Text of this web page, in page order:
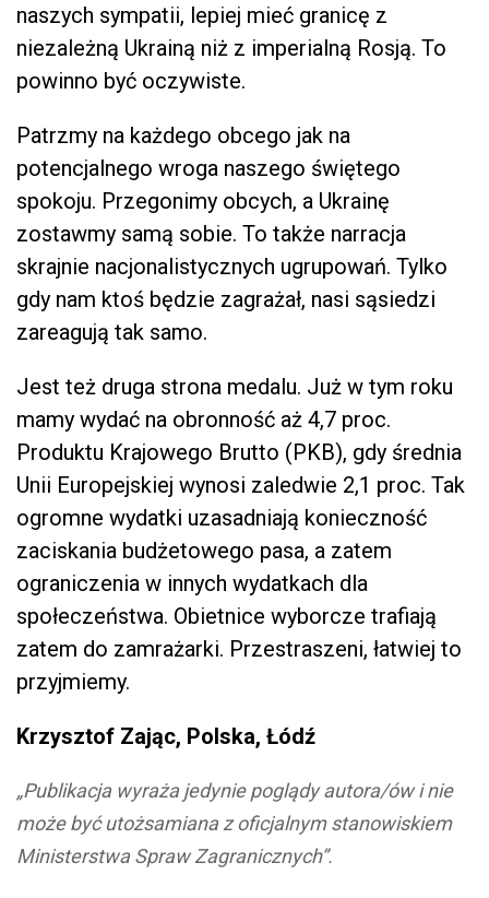
naszych sympatii, lepiej mieć granicę z
niezależną Ukrainą niż z imperialną Rosją. To
powinno być oczywiste.
Patrzmy na każdego obcego jak na
potencjalnego wroga naszego świętego
spokoju. Przegonimy obcych, a Ukrainę
zostawmy samą sobie. To także narracja
skrajnie nacjonalistycznych ugrupowań. Tylko
gdy nam ktoś będzie zagrażał, nasi sąsiedzi
zareagują tak samo.
Jest też druga strona medalu. Już w tym roku
mamy wydać na obronność aż 4,7 proc.
Produktu Krajowego Brutto (PKB), gdy średnia
Unii Europejskiej wynosi zaledwie 2,1 proc. Tak
ogromne wydatki uzasadniają konieczność
zaciskania budżetowego pasa, a zatem
ograniczenia w innych wydatkach dla
społeczeństwa. Obietnice wyborcze trafiają
zatem do zamrażarki. Przestraszeni, łatwiej to
przyjmiemy.
Krzysztof Zając, Polska, Łódź
„Publikacja wyraża jedynie poglądy autora/ów i nie
może być utożsamiana z oficjalnym stanowiskiem
Ministerstwa Spraw Zagranicznych”.